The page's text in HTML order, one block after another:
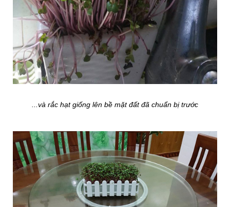
...và rắc hạt giống lên bề mặt đất đã chuẩn bị trước